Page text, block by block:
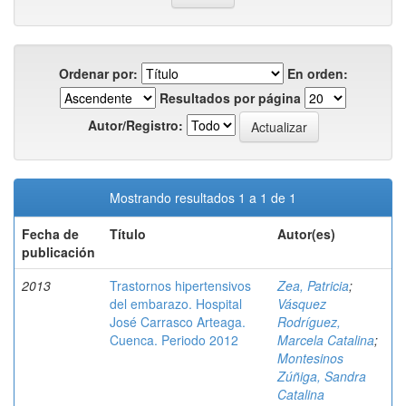
Ordenar por:
En orden:
Resultados por página
Autor/Registro:
Mostrando resultados 1 a 1 de 1
Fecha de
publicación
Título Autor(es)
2013
Trastornos hipertensivos
del embarazo. Hospital
José Carrasco Arteaga.
Cuenca. Periodo 2012
Zea, Patricia;
Vásquez
Rodríguez,
Marcela Catalina;
Montesinos
Zúñiga, Sandra
Catalina